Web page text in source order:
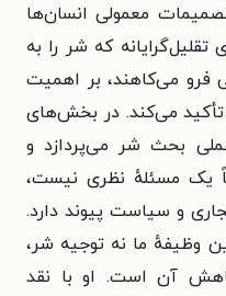
معمولی انسان‌ها
تقلیل‌گرایانه که شر را به
فرو می‌کاهند، بر اهمیت
تأکید می‌کند. در بخش‌های
عملی بحث شر می‌پردازد و
یک مسئلهٔ نظری نیست،
و سیاست پیوند دارد.
وظیفهٔ ما نه توجیه شر،
آن است. او با نقد